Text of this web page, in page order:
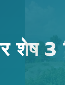
शेष 3